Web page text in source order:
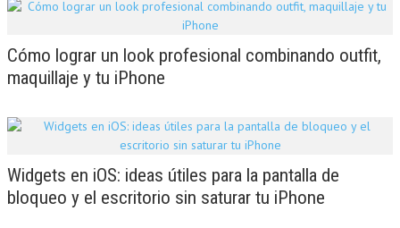
Cómo lograr un look profesional combinando outfit,
maquillaje y tu iPhone
Widgets en iOS: ideas útiles para la pantalla de
bloqueo y el escritorio sin saturar tu iPhone